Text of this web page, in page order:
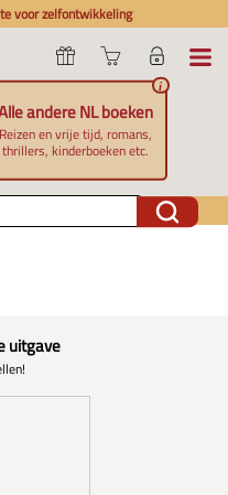
voor zelfontwikkeling
andere NL boeken
Reizen en vrije tijd, romans,
thrillers, kinderboeken etc.
i
uitgave